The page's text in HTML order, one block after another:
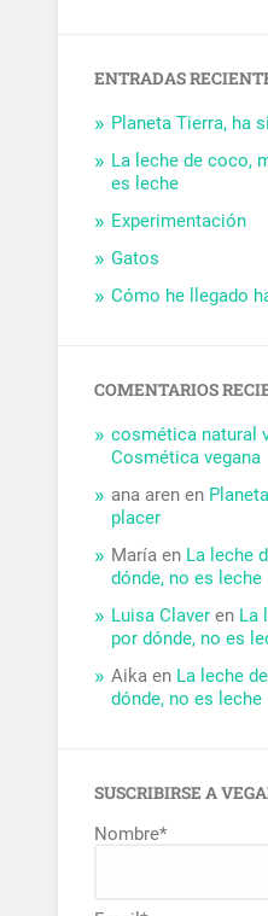
ENTRADAS
Planeta Tierra, ha
La leche de coco,
es leche
Experimentación
Gatos
Cómo he llegado
COMENTARIOS
cosmética natural
Cosmética vegana
ana aren en
placer
María en La leche
dónde, no es leche
Luisa Claver en La
por dónde, no es
Aika en La leche
dónde, no es leche
SUSCRIBIRSE A
Nombre*